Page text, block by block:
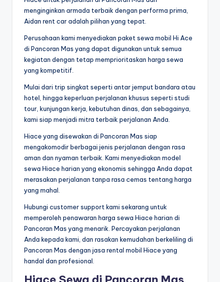
menginginkan armada terbaik dengan performa prima,
Aidan rent car adalah pilihan yang tepat.
Perusahaan kami menyediakan paket sewa mobil Hi Ace
di Pancoran Mas yang dapat digunakan untuk semua
kegiatan dengan tetap memprioritaskan harga sewa
yang kompetitif.
Mulai dari trip singkat seperti antar jemput bandara atau
hotel, hingga keperluan perjalanan khusus seperti studi
tour, kunjungan kerja, kebutuhan dinas, dan sebagainya,
kami siap menjadi mitra terbaik perjalanan Anda.
Hiace yang disewakan di Pancoran Mas siap
mengakomodir berbagai jenis perjalanan dengan rasa
aman dan nyaman terbaik. Kami menyediakan model
sewa Hiace harian yang ekonomis sehingga Anda dapat
merasakan perjalanan tanpa rasa cemas tentang harga
yang mahal.
Hubungi customer support kami sekarang untuk
memperoleh penawaran harga sewa Hiace harian di
Pancoran Mas yang menarik. Percayakan perjalanan
Anda kepada kami, dan rasakan kemudahan berkeliling di
Pancoran Mas dengan jasa rental mobil Hiace yang
handal dan profesional.